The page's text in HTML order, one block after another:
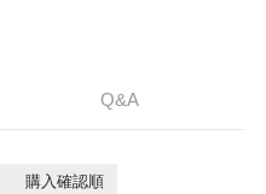
Q&A
購入確認順